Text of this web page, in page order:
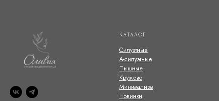
КАТАЛОГ
Силуэтные
А-силуэтные
Пышные
Кружево
Минимализм
Новинки